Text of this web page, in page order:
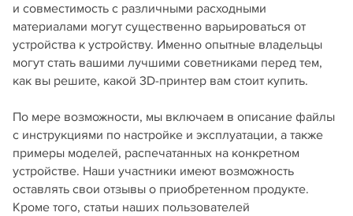
и совместимость с различными расходными
материалами могут существенно варьироваться от
устройства к устройству. Именно опытные владельцы
могут стать вашими лучшими советниками перед тем,
как вы решите, какой 3D-принтер вам стоит купить.
По мере возможности, мы включаем в описание файлы
с инструкциями по настройке и эксплуатации, а также
примеры моделей, распечатанных на конкретном
устройстве. Наши участники имеют возможность
оставлять свои отзывы о приобретенном продукте.
Кроме того, статьи наших пользователей